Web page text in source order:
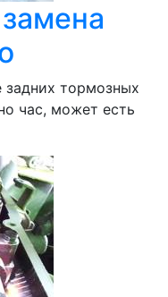
задних тормозных
час, может есть